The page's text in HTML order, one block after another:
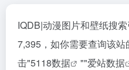
IQDB|动漫图片和壁纸搜
7,395，如你需要查询该
击"5118数据 ""爱站数据